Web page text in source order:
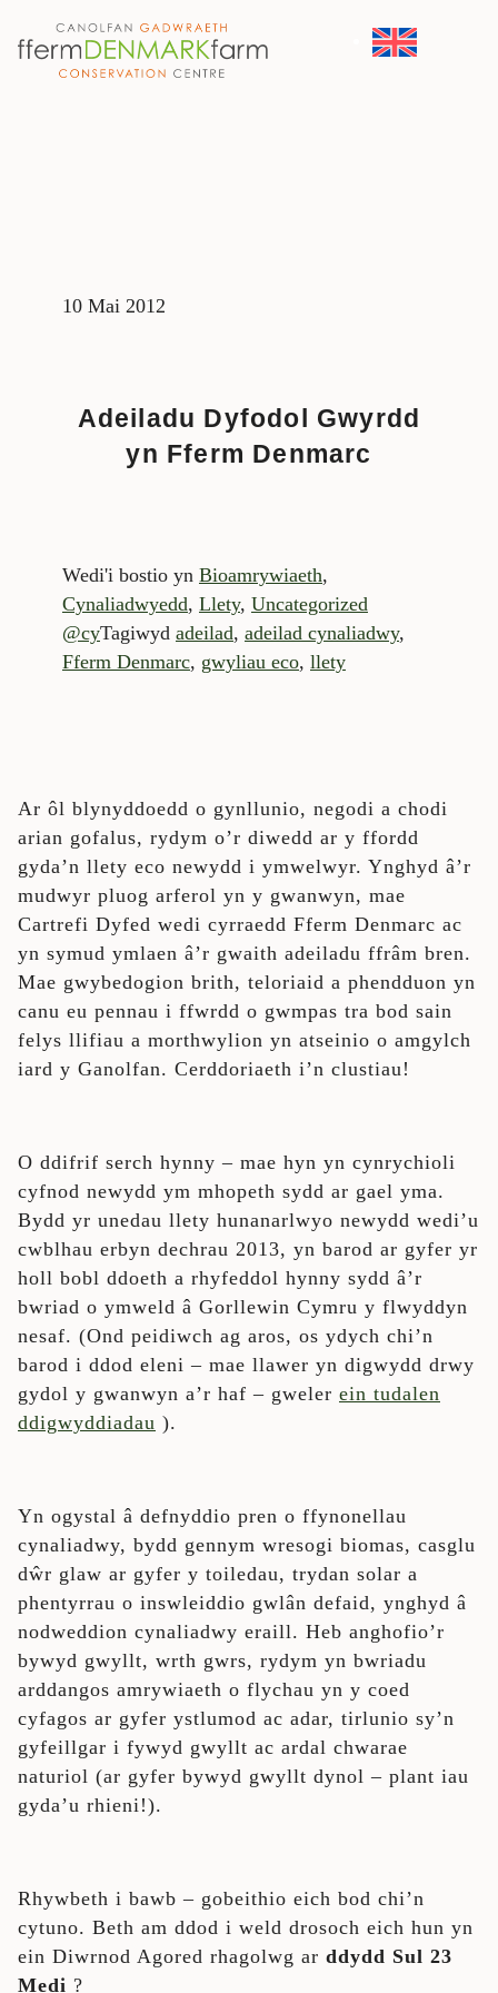
PRIF LYWIO
10 Mai 2012
Adeiladu Dyfodol Gwyrdd
yn Fferm Denmarc
Wedi'i bostio yn Bioamrywiaeth,
Cynaliadwyedd, Llety, Uncategorized
@cyTagiwyd adeilad, adeilad cynaliadwy,
Fferm Denmarc, gwyliau eco, llety
Ar ôl blynyddoedd o gynllunio, negodi a chodi
arian gofalus, rydym o’r diwedd ar y ffordd
gyda’n llety eco newydd i ymwelwyr. Ynghyd â’r
mudwyr pluog arferol yn y gwanwyn, mae
Cartrefi Dyfed wedi cyrraedd Fferm Denmarc ac
yn symud ymlaen â’r gwaith adeiladu ffrâm bren.
Mae gwybedogion brith, teloriaid a phendduon yn
canu eu pennau i ffwrdd o gwmpas tra bod sain
felys llifiau a morthwylion yn atseinio o amgylch
iard y Ganolfan. Cerddoriaeth i’n clustiau!
O ddifrif serch hynny – mae hyn yn cynrychioli
cyfnod newydd ym mhopeth sydd ar gael yma.
Bydd yr unedau llety hunanarlwyo newydd wedi’u
cwblhau erbyn dechrau 2013, yn barod ar gyfer yr
holl bobl ddoeth a rhyfeddol hynny sydd â’r
bwriad o ymweld â Gorllewin Cymru y flwyddyn
nesaf. (Ond peidiwch ag aros, os ydych chi’n
barod i ddod eleni – mae llawer yn digwydd drwy
gydol y gwanwyn a’r haf – gweler ein tudalen
ddigwyddiadau ).
Yn ogystal â defnyddio pren o ffynonellau
cynaliadwy, bydd gennym wresogi biomas, casglu
dŵr glaw ar gyfer y toiledau, trydan solar a
phentyrrau o inswleiddio gwlân defaid, ynghyd â
nodweddion cynaliadwy eraill. Heb anghofio’r
bywyd gwyllt, wrth gwrs, rydym yn bwriadu
arddangos amrywiaeth o flychau yn y coed
cyfagos ar gyfer ystlumod ac adar, tirlunio sy’n
gyfeillgar i fywyd gwyllt ac ardal chwarae
naturiol (ar gyfer bywyd gwyllt dynol – plant iau
gyda’u rhieni!).
Rhywbeth i bawb – gobeithio eich bod chi’n
cytuno. Beth am ddod i weld drosoch eich hun yn
ein Diwrnod Agored rhagolwg ar ddydd Sul 23
Medi ?